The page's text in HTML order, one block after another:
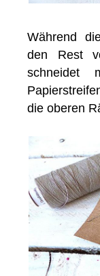
Während
den Rest
schneidet
die oberen